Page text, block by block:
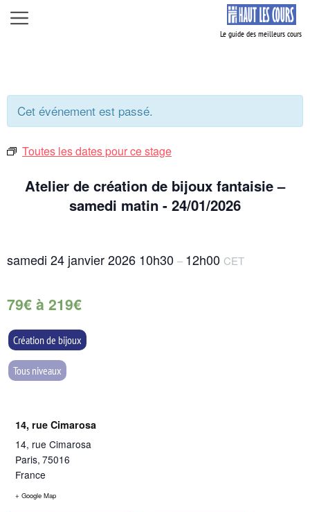
Aller
au
Menu
Cet événement est passé.
Toutes les dates pour ce stage
Atelier de création de bijoux fantaisie –
samedi matin - 24/01/2026
samedi 24 janvier 2026 10h30 – 12h00 CET
79€ à 219€
Création de bijoux
Tous niveaux
14, rue Cimarosa
14, rue Cimarosa
Paris, 75016
France
+ Google Map